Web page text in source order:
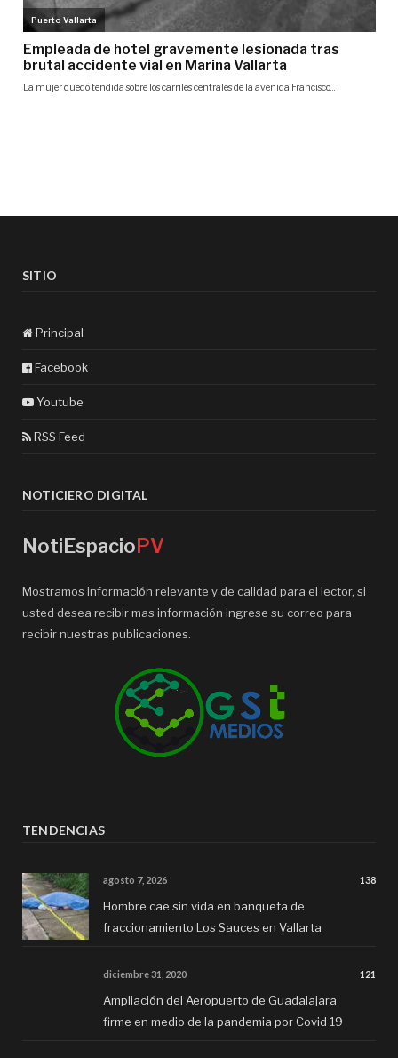
SITIO
Principal
Facebook
Youtube
RSS Feed
NOTICIERO DIGITAL
NotiEspacioPV
Mostramos información relevante y de calidad para el lector, si
usted desea recibir mas información ingrese su correo para
recibir nuestras publicaciones.
TENDENCIAS
agosto 7, 2026 138
Hombre cae sin vida en banqueta de
fraccionamiento Los Sauces en Vallarta
diciembre 31, 2020 121
Ampliación del Aeropuerto de Guadalajara
firme en medio de la pandemia por Covid 19